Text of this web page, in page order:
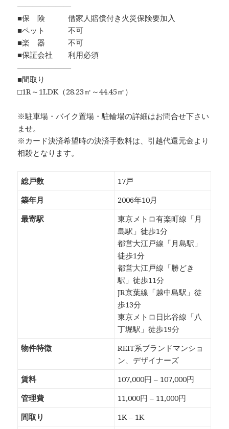
―――――――
■保 険 借家人賠償付き火災保険要加入
■ペット 不可
■楽 器 不可
■保証会社 利用必須
―――――――
■間取り
□1R～1LDK（28.23㎡～44.45㎡）
※駐車場・バイク置場・駐輪場の詳細はお問合せ下さい
ませ。
※カード決済希望時の決済手数料は、引越代還元金より
相殺となります。
総戸数
17戸
築年月
2006年10月
最寄駅
東京メトロ有楽町線「月
島駅」徒歩1分
都営大江戸線「月島駅」
徒歩1分
都営大江戸線「勝どき
駅」徒歩11分
JR京葉線「越中島駅」徒
歩13分
東京メトロ日比谷線「八
丁堀駅」徒歩19分
物件特徴
REIT系ブランドマンショ
ン、デザイナーズ
賃料
107,000円 – 107,000円
管理費
11,000円 – 11,000円
間取り
1K – 1K